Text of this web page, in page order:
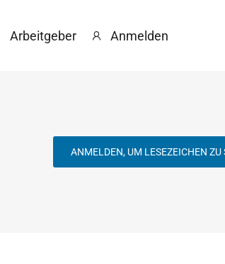
Arbeitgeber Anmelden
ANMELDEN, UM LESEZEICHEN ZU